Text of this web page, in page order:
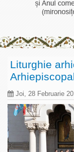
Liturghie
Joi, 28 Februarie